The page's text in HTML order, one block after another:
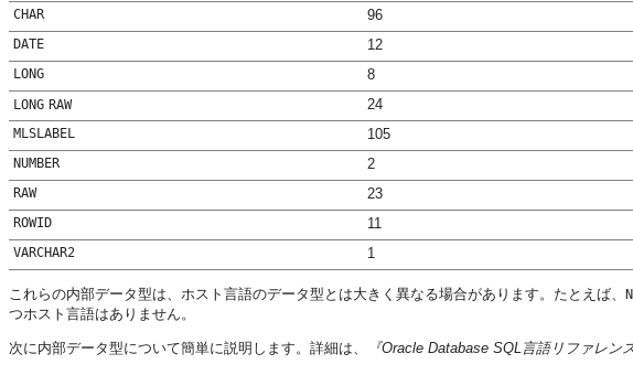
CHAR 96
DATE 12
LONG 8
LONG RAW 24
MLSLABEL 105
NUMBER 2
RAW 23
ROWID 11
VARCHAR2 1
これらの内部データ型は、ホスト言語のデータ型とは大きく異なる場合があります。たとえば、
つホスト言語はありません。
次に内部データ型について簡単に説明します。詳細は、 『Oracle Database SQL言語リファレンス